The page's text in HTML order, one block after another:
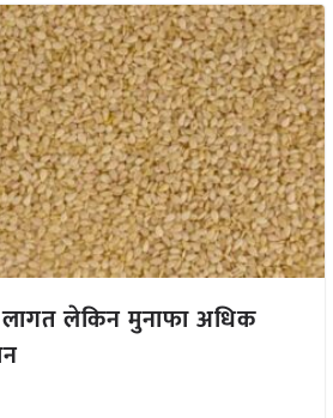
लेकिन मुनाफा अधिक